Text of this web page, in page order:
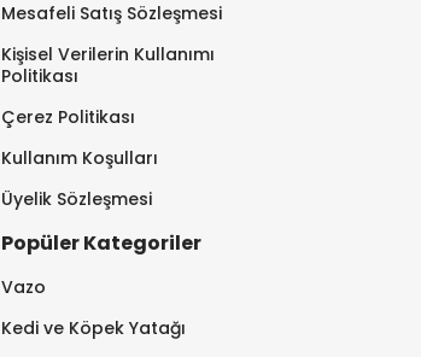
Mesafeli Satış Sözleşmesi
Kişisel Verilerin Kullanımı
Politikası
Çerez Politikası
Kullanım Koşulları
Üyelik Sözleşmesi
Popüler Kategoriler
Vazo
Kedi ve Köpek Yatağı